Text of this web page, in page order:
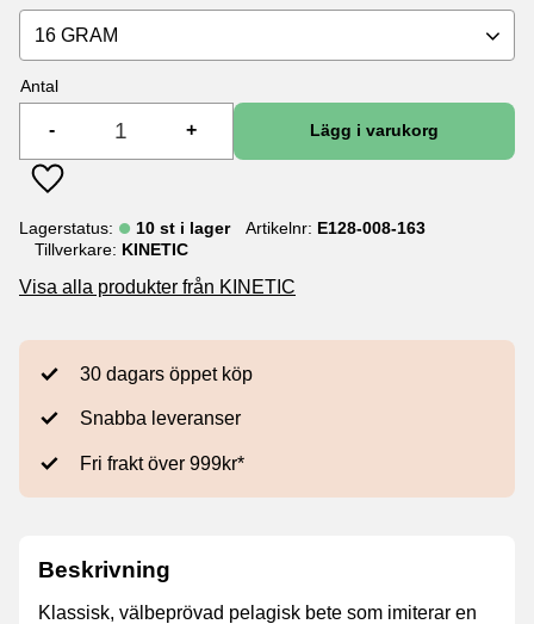
16 GRAM
Antal
+
-
Lägg till i favoriter
Lagerstatus 10 st i lager Artikelnr E128-008-163
Tillverkare KINETIC
Visa alla produkter från KINETIC
30 dagars öppet köp
Snabba leveranser
Fri frakt över 999kr*
Beskrivning
Klassisk, välbeprövad pelagisk bete som imiterar en